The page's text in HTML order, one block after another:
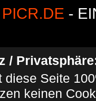
PICR.DE -
/
diese Seite
keinen